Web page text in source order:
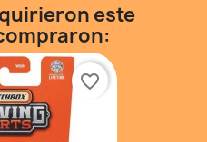
este
favorite_border